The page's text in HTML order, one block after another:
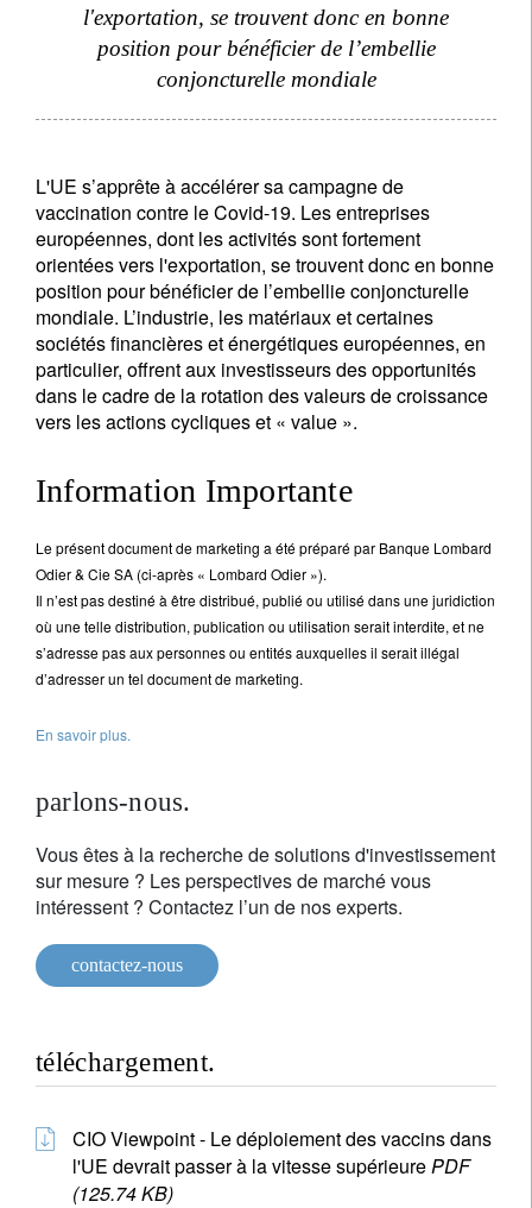
l'exportation, se trouvent donc en bonne
position pour bénéficier de l’embellie
conjoncturelle mondiale
L'UE s’apprête à accélérer sa campagne de
vaccination contre le Covid-19. Les entreprises
européennes, dont les activités sont fortement
orientées vers l'exportation, se trouvent donc en bonne
position pour bénéficier de l’embellie conjoncturelle
mondiale. L’industrie, les matériaux et certaines
sociétés financières et énergétiques européennes, en
particulier, offrent aux investisseurs des opportunités
dans le cadre de la rotation des valeurs de croissance
vers les actions cycliques et « value ».
Information Importante
Le présent document de marketing a été préparé par Banque Lombard
Odier & Cie SA (ci-après « Lombard Odier »).
Il n’est pas destiné à être distribué, publié ou utilisé dans une juridiction
où une telle distribution, publication ou utilisation serait interdite, et ne
s’adresse pas aux personnes ou entités auxquelles il serait illégal
d’adresser un tel document de marketing.
En savoir plus.
parlons-nous.
Vous êtes à la recherche de solutions d'investissement
sur mesure ? Les perspectives de marché vous
intéressent ? Contactez l’un de nos experts.
contactez-nous
téléchargement.
CIO Viewpoint - Le déploiement des vaccins dans
l'UE devrait passer à la vitesse supérieurePDF
(125.74 KB)